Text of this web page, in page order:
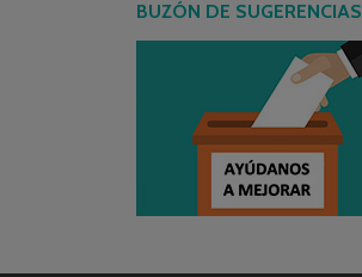
BUZÓN DE SUGERENCIAS